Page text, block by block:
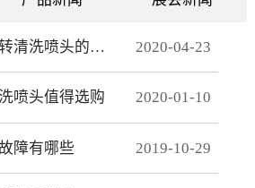
客户比较关注三维旋转清洗喷头的哪些方面 2020-04-23
喷头值得选购 2020-01-10
障有哪些 2019-10-29